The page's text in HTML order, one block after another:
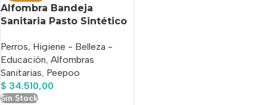
Alfombra Bandeja
Sanitaria Pasto Sintético
Economica
Perros, Higiene - Belleza -
Educación, Alfombras
Sanitarias, Peepoo
$ 34.510,00
Sin Stock